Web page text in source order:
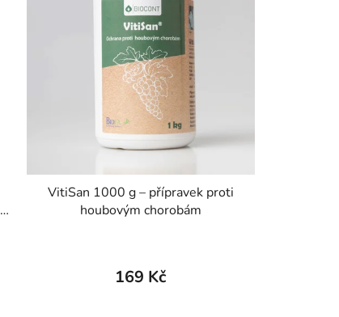
VitiSan 1000 g – přípravek proti
houbovým chorobám
169 Kč